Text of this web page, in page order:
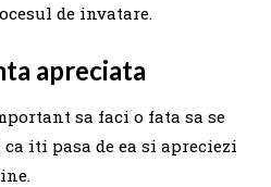
de invatare.
apreciata
sa faci o fata sa se
iti pasa de ea si apreciezi